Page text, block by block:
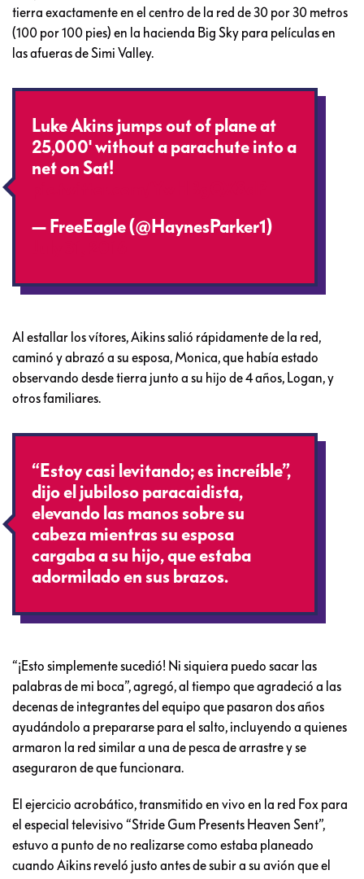
tierra exactamente en el centro de la red de 30 por 30 metros
(100 por 100 pies) en la hacienda Big Sky para películas en
las afueras de Simi Valley.
Luke Akins jumps out of plane at
25,000' without a parachute into a
net on Sat!
— FreeEagle (@HaynesParker1)
Al estallar los vítores, Aikins salió rápidamente de la red,
caminó y abrazó a su esposa, Monica, que había estado
observando desde tierra junto a su hijo de 4 años, Logan, y
otros familiares.
“Estoy casi levitando; es increíble”,
dijo el jubiloso paracaidista,
elevando las manos sobre su
cabeza mientras su esposa
cargaba a su hijo, que estaba
adormilado en sus brazos.
“¡Esto simplemente sucedió! Ni siquiera puedo sacar las
palabras de mi boca”, agregó, al tiempo que agradeció a las
decenas de integrantes del equipo que pasaron dos años
ayudándolo a prepararse para el salto, incluyendo a quienes
armaron la red similar a una de pesca de arrastre y se
aseguraron de que funcionara.
El ejercicio acrobático, transmitido en vivo en la red Fox para
el especial televisivo “Stride Gum Presents Heaven Sent”,
estuvo a punto de no realizarse como estaba planeado
cuando Aikins reveló justo antes de subir a su avión que el